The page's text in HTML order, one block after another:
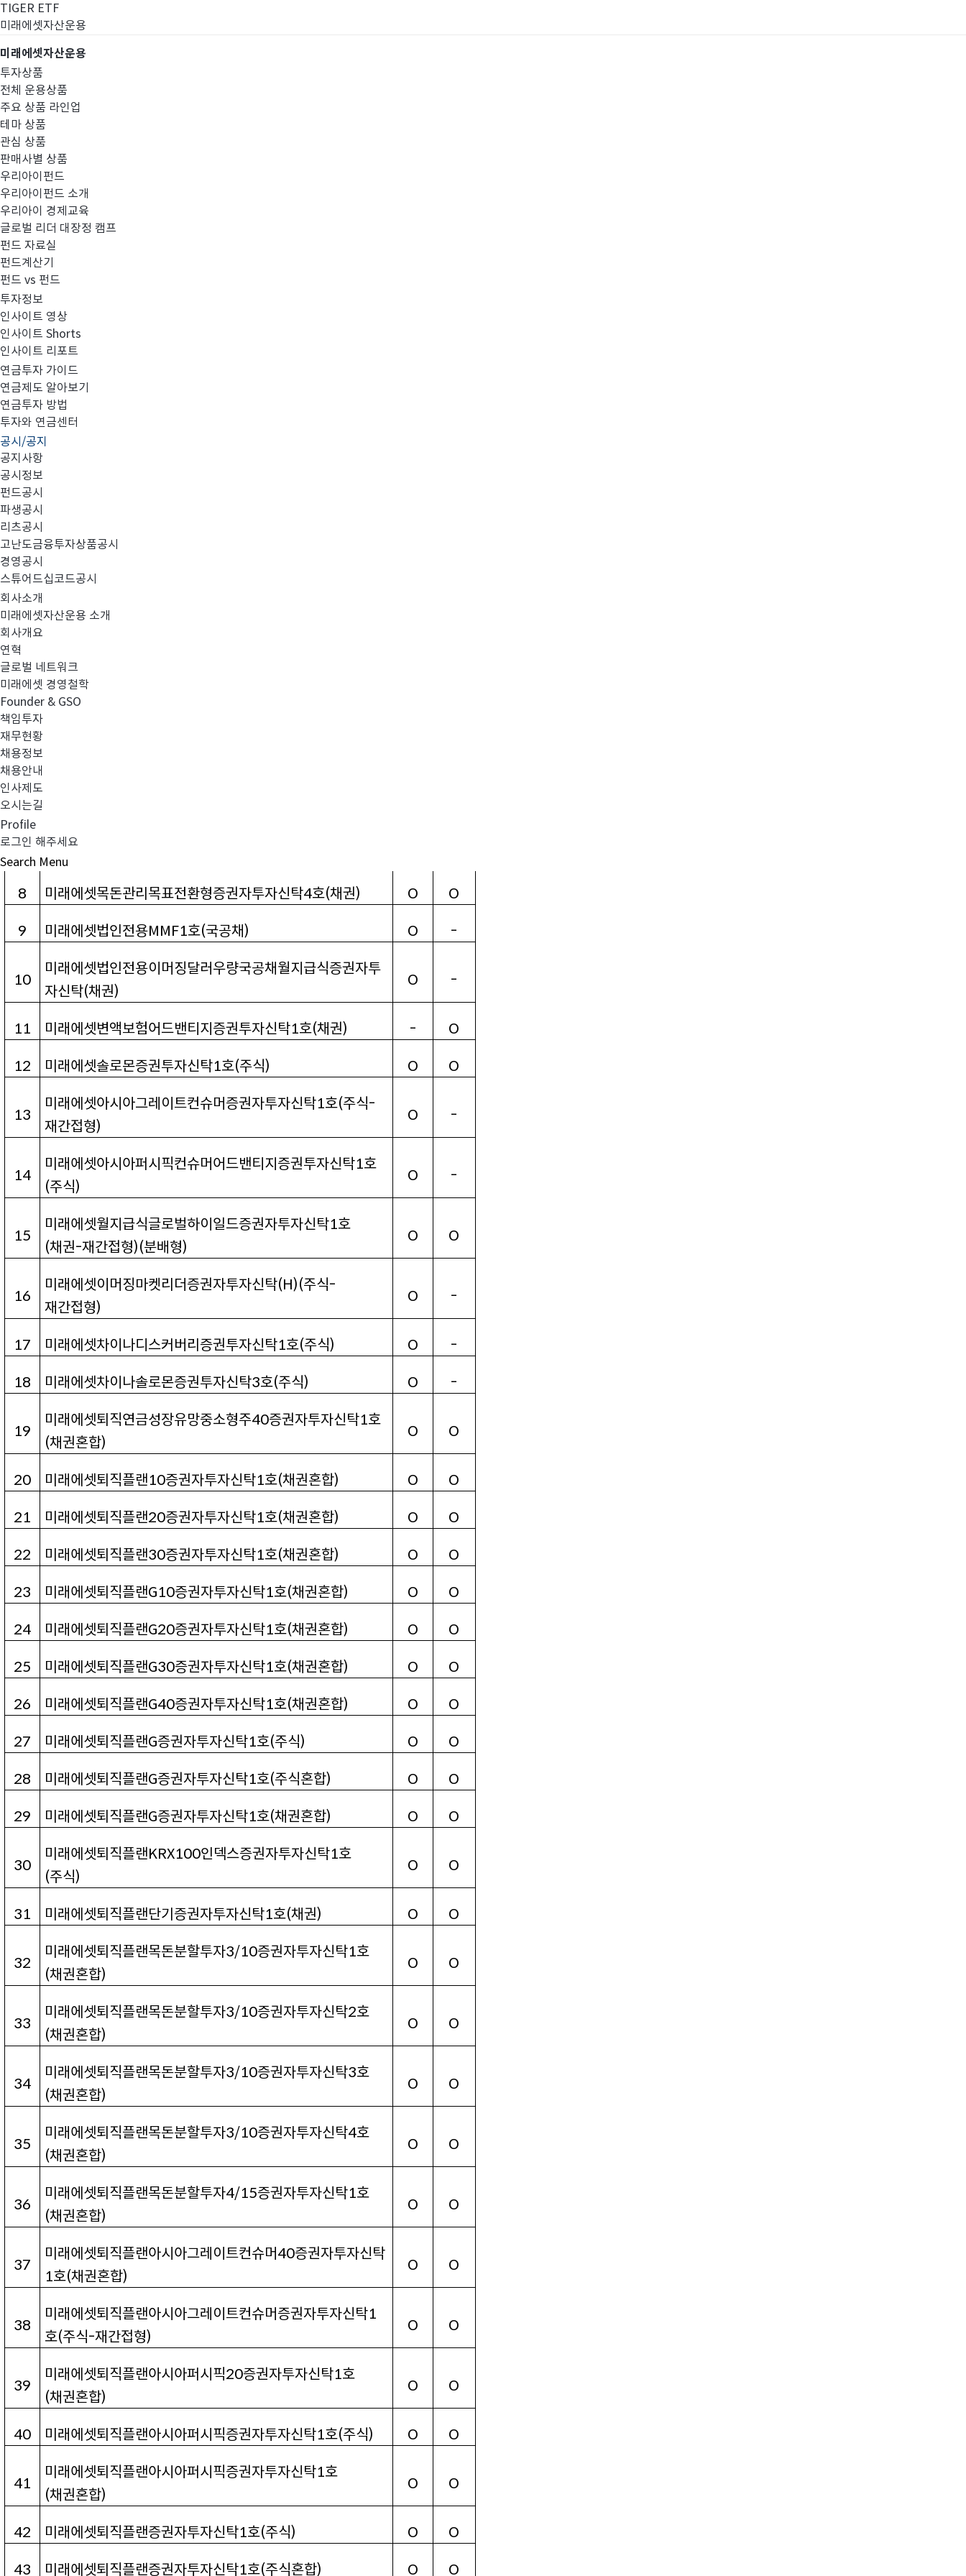
TIGER ETF
미래에셋자산운용
미래에셋자산운용
투자상품
전체 운용상품
주요 상품 라인업
테마 상품
관심 상품
판매사별 상품
우리아이펀드
우리아이펀드 소개
우리아이 경제교육
글로벌 리더 대장정 캠프
펀드 자료실
펀드계산기
펀드 vs 펀드
투자정보
인사이트 영상
인사이트 Shorts
인사이트 리포트
연금투자 가이드
연금제도 알아보기
연금투자 방법
투자와 연금센터
공시/공지
공지사항
공시정보
펀드공시
파생공시
리츠공시
고난도금융투자상품공시
경영공시
스튜어드십코드공시
회사소개
미래에셋자산운용 소개
회사개요
연혁
글로벌 네트워크
미래에셋 경영철학
Founder & GSO
책임투자
재무현황
채용정보
채용안내
인사제도
오시는길
Profile
로그인 해주세요
Search Menu
펀드공시
투자설명서 변경의 건
1. 대상 펀드
no.
1 미래에셋5
2
미래에셋개인연금가치주포커스20
3
미래에셋개인연금고배당포커스30
호 (채권혼합
4
5
6
7 미래에셋디스커버리증권투자신탁2
8 미래에셋목돈관리목표전환형증권자투자신탁4호(채권) O O
9 미래에셋법인전용MMF1호(국공채) O -
10
미래에셋법인전용이머징달러우량국공채월지급식증권자투
자신탁(채권)
O -
11 미래에셋변액보험어드밴티지증권투자신탁1호(채권) - O
12 미래에셋솔로몬증권투자신탁1호(주식) O O
13
미래에셋아시아그레이트컨슈머증권자투자신탁1호(주식-
재간접형)
O -
14
미래에셋아시아퍼시픽컨슈머어드밴티지증권투자신탁1호
(주식)
O -
15
미래에셋월지급식글로벌하이일드증권자투자신탁1호
(채권-재간접형)(분배형)
O O
16
미래에셋이머징마켓리더증권자투자신탁(H)(주식-
재간접형)
O -
17 미래에셋차이나디스커버리증권투자신탁1호(주식) O -
18 미래에셋차이나솔로몬증권투자신탁3호(주식) O -
19
미래에셋퇴직연금성장유망중소형주40증권자투자신탁1호
(채권혼합)
O O
20 미래에셋퇴직플랜10증권자투자신탁1호(채권혼합) O O
21 미래에셋퇴직플랜20증권자투자신탁1호(채권혼합) O O
22 미래에셋퇴직플랜30증권자투자신탁1호(채권혼합) O O
23 미래에셋퇴직플랜G10증권자투자신탁1호(채권혼합) O O
24 미래에셋퇴직플랜G20증권자투자신탁1호(채권혼합) O O
25 미래에셋퇴직플랜G30증권자투자신탁1호(채권혼합) O O
26 미래에셋퇴직플랜G40증권자투자신탁1호(채권혼합) O O
27 미래에셋퇴직플랜G증권자투자신탁1호(주식) O O
28 미래에셋퇴직플랜G증권자투자신탁1호(주식혼합) O O
29 미래에셋퇴직플랜G증권자투자신탁1호(채권혼합) O O
30
미래에셋퇴직플랜KRX100인덱스증권자투자신탁1호
(주식)
O O
31 미래에셋퇴직플랜단기증권자투자신탁1호(채권) O O
32
미래에셋퇴직플랜목돈분할투자3/10증권자투자신탁1호
(채권혼합)
O O
33
미래에셋퇴직플랜목돈분할투자3/10증권자투자신탁2호
(채권혼합)
O O
34
미래에셋퇴직플랜목돈분할투자3/10증권자투자신탁3호
(채권혼합)
O O
35
미래에셋퇴직플랜목돈분할투자3/10증권자투자신탁4호
(채권혼합)
O O
36
미래에셋퇴직플랜목돈분할투자4/15증권자투자신탁1호
(채권혼합)
O O
37
미래에셋퇴직플랜아시아그레이트컨슈머40증권자투자신탁
1호(채권혼합)
O O
38
미래에셋퇴직플랜아시아그레이트컨슈머증권자투자신탁1
호(주식-재간접형)
O O
39
미래에셋퇴직플랜아시아퍼시픽20증권자투자신탁1호
(채권혼합)
O O
40 미래에셋퇴직플랜아시아퍼시픽증권자투자신탁1호(주식) O O
41
미래에셋퇴직플랜아시아퍼시픽증권자투자신탁1호
(채권혼합)
O O
42 미래에셋퇴직플랜증권자투자신탁1호(주식) O O
43 미래에셋퇴직플랜증권자투자신탁1호(주식혼합) O O